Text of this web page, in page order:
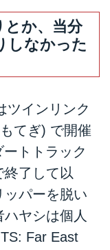
とか、当分
しなかった
ツインリンク
てぎ) で開催
トトラック
終了して以
ッパーを脱い
ヤシは個人
Far East